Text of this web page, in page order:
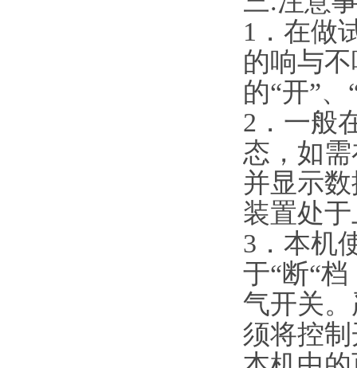
1．在做
的响与
的“开”
2．一般
态，如
并显示
装置处
3．本机
于“断“
气开关
须将控